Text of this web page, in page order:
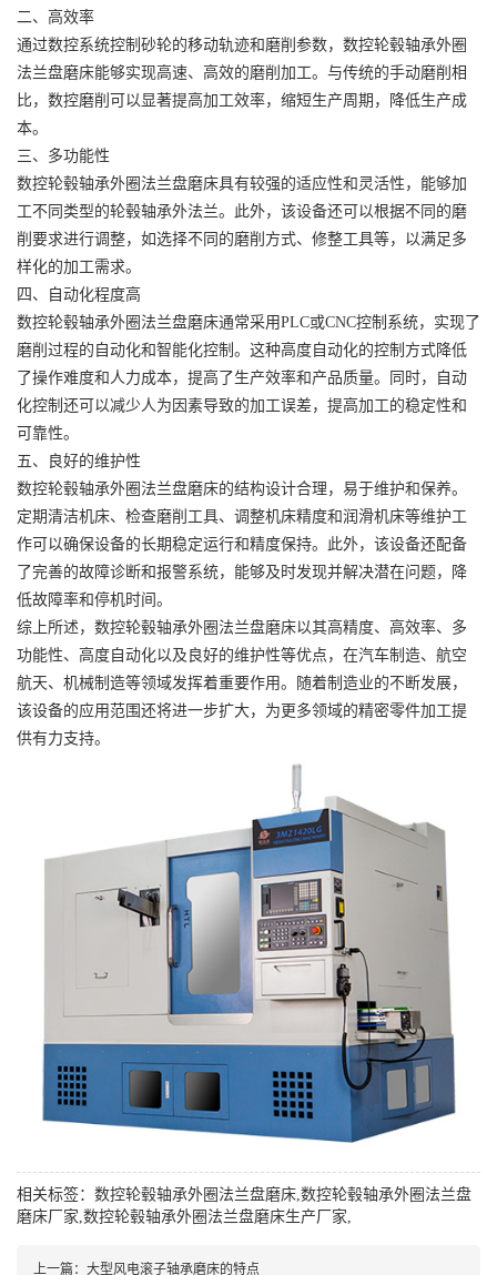
二、高效率
通过数控系统控制砂轮的移动轨迹和磨削参数，数控轮毂轴承外圈
法兰盘磨床能够实现高速、高效的磨削加工。与传统的手动磨削相
比，数控磨削可以显著提高加工效率，缩短生产周期，降低生产成
本。
三、多功能性
数控轮毂轴承外圈法兰盘磨床具有较强的适应性和灵活性，能够加
工不同类型的轮毂轴承外法兰。此外，该设备还可以根据不同的磨
削要求进行调整，如选择不同的磨削方式、修整工具等，以满足多
样化的加工需求。
四、自动化程度高
数控轮毂轴承外圈法兰盘磨床通常采用PLC或CNC控制系统，实现了
磨削过程的自动化和智能化控制。这种高度自动化的控制方式降低
了操作难度和人力成本，提高了生产效率和产品质量。同时，自动
化控制还可以减少人为因素导致的加工误差，提高加工的稳定性和
可靠性。
五、良好的维护性
数控轮毂轴承外圈法兰盘磨床的结构设计合理，易于维护和保养。
定期清洁机床、检查磨削工具、调整机床精度和润滑机床等维护工
作可以确保设备的长期稳定运行和精度保持。此外，该设备还配备
了完善的故障诊断和报警系统，能够及时发现并解决潜在问题，降
低故障率和停机时间。
综上所述，数控轮毂轴承外圈法兰盘磨床以其高精度、高效率、多
功能性、高度自动化以及良好的维护性等优点，在汽车制造、航空
航天、机械制造等领域发挥着重要作用。随着制造业的不断发展，
该设备的应用范围还将进一步扩大，为更多领域的精密零件加工提
供有力支持。
相关标签： 数控轮毂轴承外圈法兰盘磨床 数控轮毂轴承外圈法兰盘
磨床厂家 数控轮毂轴承外圈法兰盘磨床生产厂家
上一篇： 大型风电滚子轴承磨床的特点